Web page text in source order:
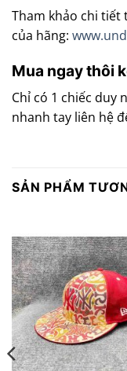
Tham khảo chi tiết
của hãng:
Mua ngay thôi
Chỉ có 1 chiếc duy
nhanh tay liên hệ
SẢN PHẨM